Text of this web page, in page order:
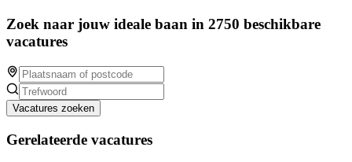
Zoek naar jouw ideale baan in 2750 beschikbare
vacatures
Vacatures zoeken
Gerelateerde vacatures